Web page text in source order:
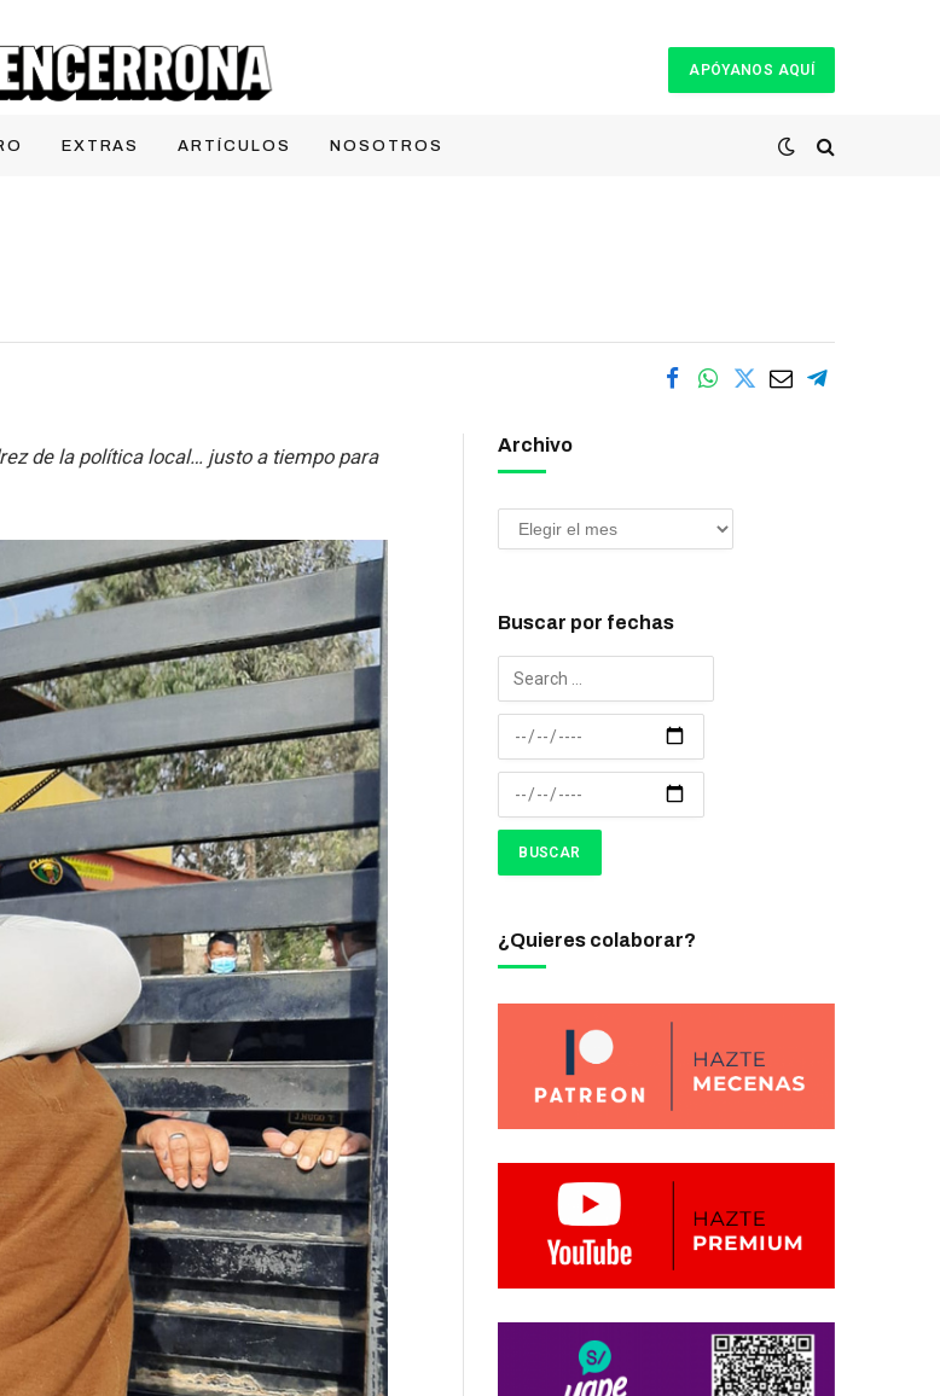
APÓYANOS AQUÍ
EXTRAS ARTÍCULOS NOSOTROS
de la política local… justo a tiempo para
Archivo
Buscar por fechas
¿Quieres colaborar?